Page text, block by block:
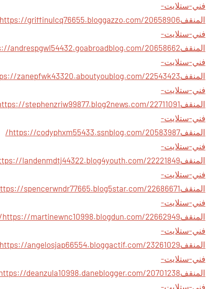
فني-ستلايت-
المنقف
فني-ستلايت-
المنقف
فني-ستلايت-
المنقف
فني-ستلايت-
المنقف
فني-ستلايت-
المنقف
https://codyphxm55433.ssnblog.com/20583987/
فني-ستلايت-
المنقف
فني-ستلايت-
المنقف
فني-ستلايت-
المنقف
22662949/
فني-ستلايت-
المنقف
فني-ستلايت-
المنقف
فني-ستلايت-